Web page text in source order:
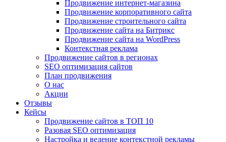
Продвижение интернет-магазина
Продвижение корпоративного сайта
Продвижение строительного сайта
Продвижение сайта на Битрикс
Продвижение сайта на WordPress
Контекстная реклама
Продвижение сайтов в регионах
SEO оптимизация сайтов
План продвижения
О нас
Акции
Отзывы
Кейсы
Продвижение сайтов в ТОП 10
Разовая SEO оптимизация
Настройка и ведение контекстной рекламы